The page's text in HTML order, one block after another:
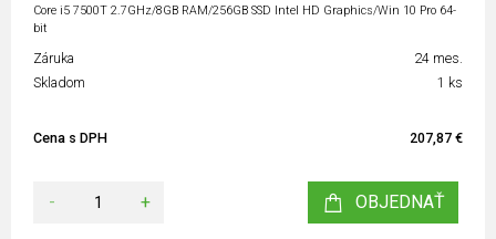
Core i5 7500T 2.7GHz/8GB RAM/256GB SSD Intel HD Graphics/Win 10 Pro 64-
bit
Záruka
24 mes.
Skladom
1 ks
Cena s DPH 207,87 €
- + OBJEDNAŤ